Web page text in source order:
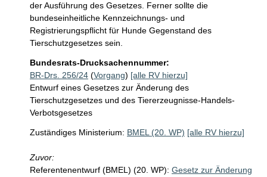
der Ausführung des Gesetzes. Ferner sollte die
bundeseinheitliche Kennzeichnungs- und
Registrierungspflicht für Hunde Gegenstand des
Tierschutzgesetzes sein.
Bundesrats-Drucksachennummer:
BR-Drs. 256/24 (Vorgang) [alle RV hierzu]
Entwurf eines Gesetzes zur Änderung des
Tierschutzgesetzes und des Tiererzeugnisse-Handels-
Verbotsgesetzes
Zuständiges Ministerium: BMEL (20. WP) [alle RV hierzu]
Zuvor:
Referentenentwurf (BMEL) (20. WP): Gesetz zur Änderung